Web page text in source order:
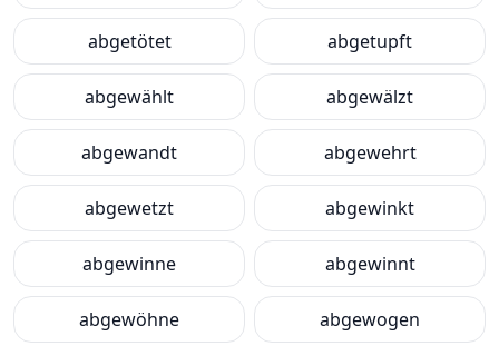
abgetötet abgetupft
abgewählt abgewälzt
abgewandt abgewehrt
abgewetzt abgewinkt
abgewinne abgewinnt
abgewöhne abgewogen